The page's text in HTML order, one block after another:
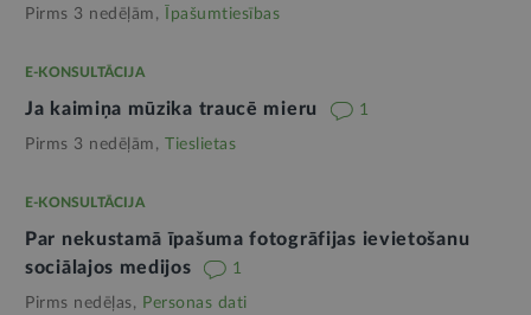
Pirms 3 nedēļām, Īpašumtiesības
E-KONSULTĀCIJA
Ja kaimiņa mūzika traucē mieru 1
Pirms 3 nedēļām, Tieslietas
E-KONSULTĀCIJA
Par nekustamā īpašuma fotogrāfijas ievietošanu
sociālajos medijos
1
Pirms nedēļas, Personas dati